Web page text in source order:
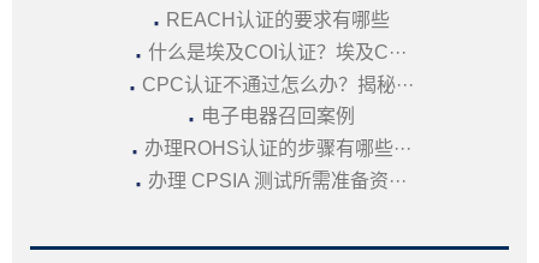
· REACH认证的要求有哪些
· 什么是埃及COI认证？埃及C···
· CPC认证不通过怎么办？揭秘···
· 电子电器召回案例
· 办理ROHS认证的步骤有哪些···
· 办理 CPSIA 测试所需准备资···